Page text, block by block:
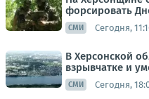
форсировать
СМИ Сегодня,
В Херсонской
взрывчатке и
СМИ Сегодня,